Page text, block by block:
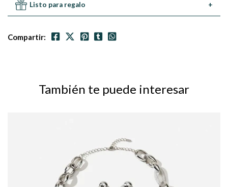
Listo para regalo +
Compartir:
También te puede interesar